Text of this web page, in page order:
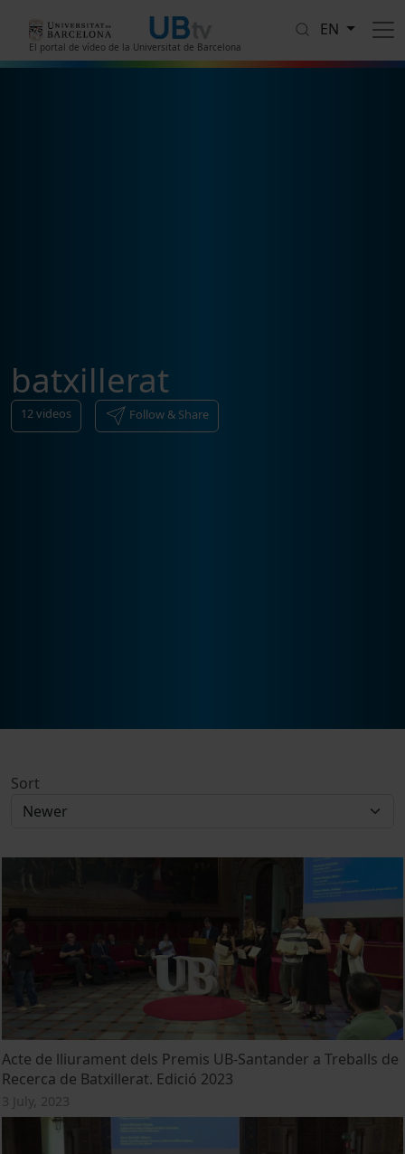
El portal de vídeo de la Universitat de Barcelona
EN
batxillerat
12videos Follow & Share
Sort
Acte de lliurament dels Premis UB-Santander a Treballs de
Recerca de Batxillerat. Edició 2023
3 July, 2023